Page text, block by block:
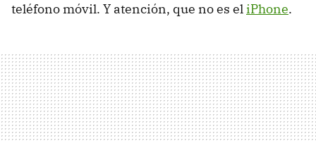
teléfono móvil. Y atención, que no es eliPhone.